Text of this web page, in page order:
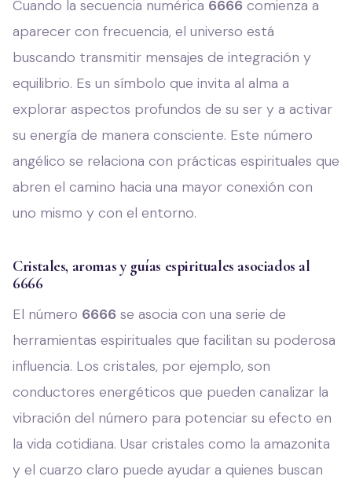
Cuando la secuencia numérica 6666 comienza a
aparecer con frecuencia, el universo está
buscando transmitir mensajes de integración y
equilibrio. Es un símbolo que invita al alma a
explorar aspectos profundos de su ser y a activar
su energía de manera consciente. Este número
angélico se relaciona con prácticas espirituales que
abren el camino hacia una mayor conexión con
uno mismo y con el entorno.
Cristales, aromas y guías espirituales asociados al
6666
El número 6666 se asocia con una serie de
herramientas espirituales que facilitan su poderosa
influencia. Los cristales, por ejemplo, son
conductores energéticos que pueden canalizar la
vibración del número para potenciar su efecto en
la vida cotidiana. Usar cristales como la amazonita
y el cuarzo claro puede ayudar a quienes buscan